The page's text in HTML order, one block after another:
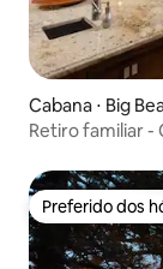
Cabana ⋅ Big
Retiro familiar -
Preferido dos
Preferido dos